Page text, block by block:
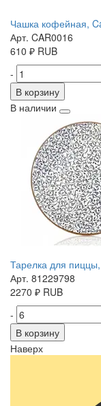
Чашка кофейная,
Арт. CAR0016
610 ₽ RUB
-
В корзину
В наличии
Тарелка для
Арт. 81229798
2270 ₽ RUB
-
В корзину
Наверх